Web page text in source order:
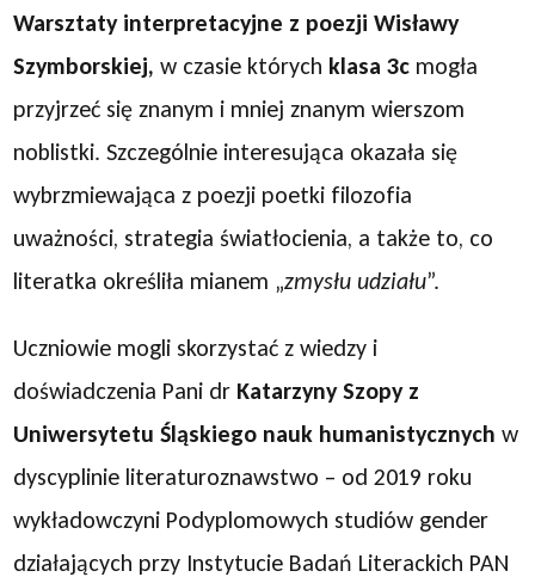
Warsztaty interpretacyjne z poezji Wisławy
Szymborskiej,w czasie których klasa 3c mogła
przyjrzeć się znanym i mniej znanym wierszom
noblistki. Szczególnie interesująca okazała się
wybrzmiewająca z poezji poetki filozofia
uważności, strategia światłocienia, a także to, co
literatka określiła mianem „zmysłu udziału”.
Uczniowie mogli skorzystać z wiedzy i
doświadczenia Pani dr Katarzyny Szopy z
Uniwersytetu Śląskiego nauk humanistycznych w
dyscyplinie literaturoznawstwo – od 2019 roku
wykładowczyni Podyplomowych studiów gender
działających przy Instytucie Badań Literackich PAN